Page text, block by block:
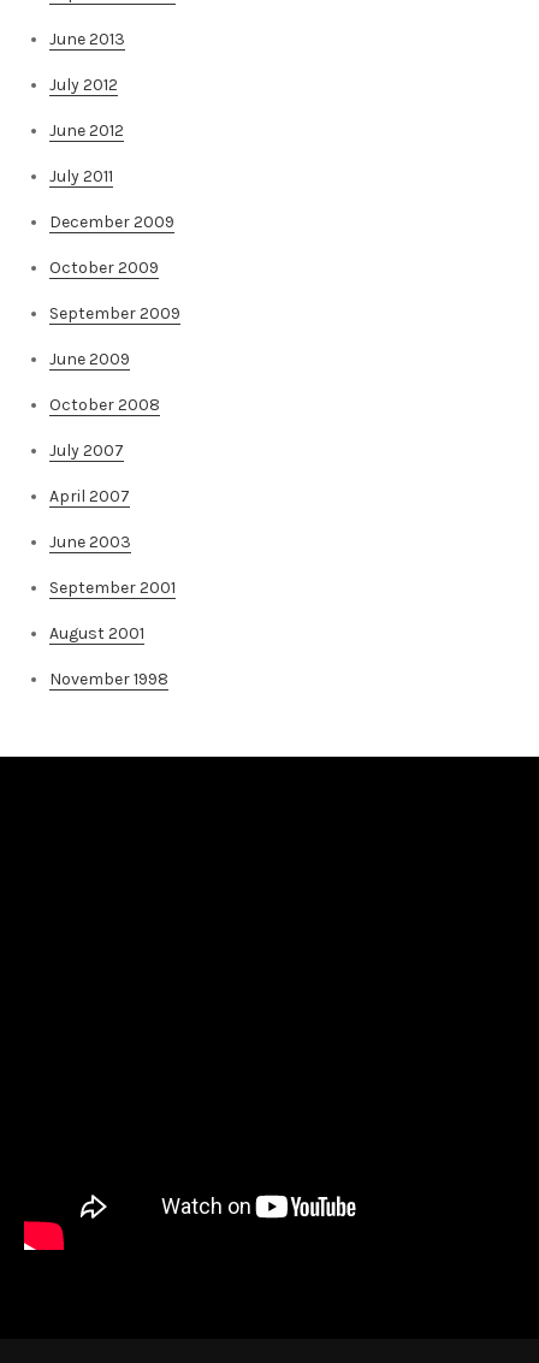
June 2013
July 2012
June 2012
July 2011
December 2009
October 2009
September 2009
June 2009
October 2008
July 2007
April 2007
June 2003
September 2001
August 2001
November 1998